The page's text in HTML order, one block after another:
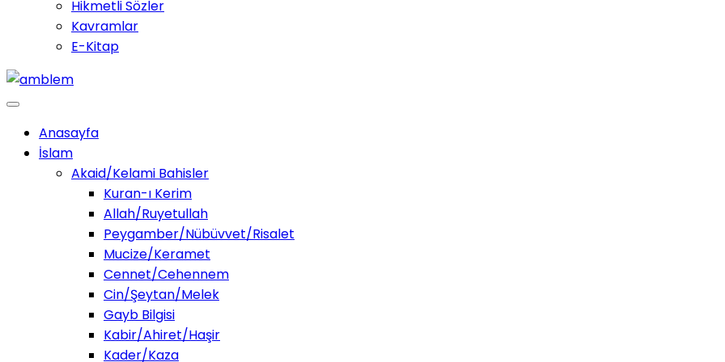
Hikmetli Sözler
Kavramlar
E-Kitap
Anasayfa
İslam
Akaid/Kelami Bahisler
Kuran-ı Kerim
Allah/Ruyetullah
Peygamber/Nübüvvet/Risalet
Mucize/Keramet
Cennet/Cehennem
Cin/Şeytan/Melek
Gayb Bilgisi
Kabir/Ahiret/Haşir
Kader/Kaza